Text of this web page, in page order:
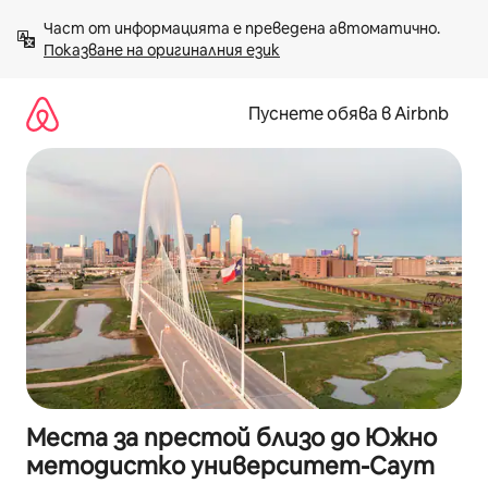
към
съдържанието
Показване на оригиналния език
Пуснете обява в Airbnb
Места за престой близо до Южно
методистко университет-Саут